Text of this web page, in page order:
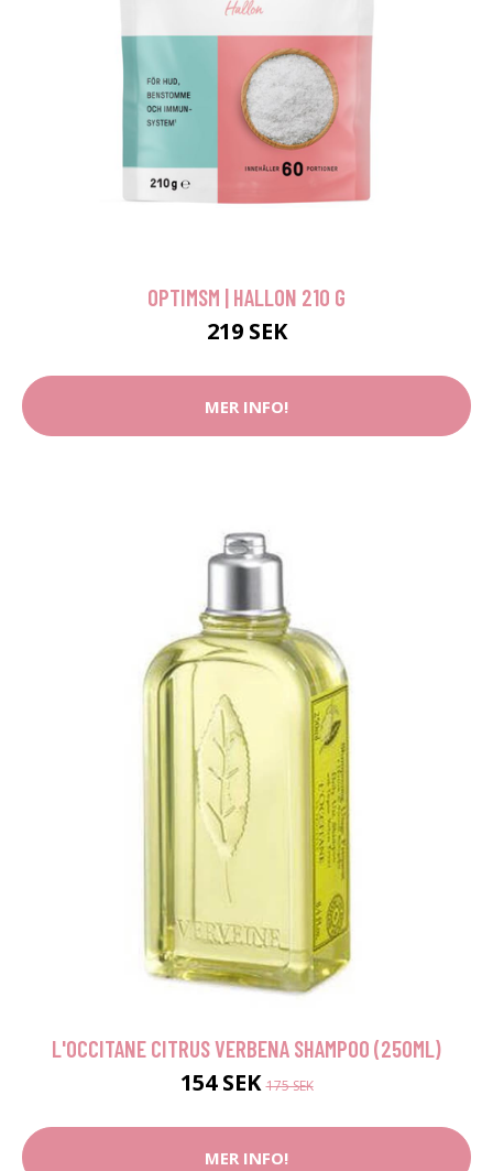
OPTIMSM | HALLON 210 G
219 SEK
MER INFO!
L'OCCITANE CITRUS VERBENA SHAMPOO (250ML)
154 SEK175 SEK
MER INFO!